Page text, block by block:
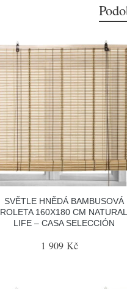
SVĚTLE HNĚDÁ BAMBUSOVÁ
ROLETA 160X180 CM NATURAL
LIFE – CASA SELECCIÓN
1 909 Kč